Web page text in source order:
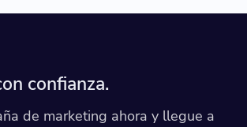
confianza.
de marketing ahora y llegue a